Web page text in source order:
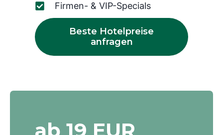
Firmen- & VIP-Specials
Beste Hotelpreise
anfragen